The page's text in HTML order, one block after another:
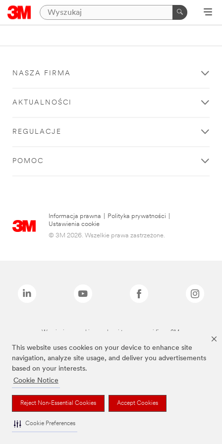
This website uses cookies on your device to enhance site
navigation, analyze site usage, and deliver you advertisements
based on your interests.
Cookie Notice
Reject Non-Essential Cookies Accept Cookies
Cookie Preferences
NASZA FIRMA
AKTUALNOŚCI
REGULACJE
POMOC
Informacja prawna Polityka prywatności
Ustawienia cookie
© 3M 2026. Wszelkie prawa zastrzeżone.
Wymienione marki są znakami towarowymi firmy 3M.